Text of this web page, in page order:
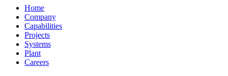
Home
Company
Capabilities
Projects
Systems
Plant
Careers